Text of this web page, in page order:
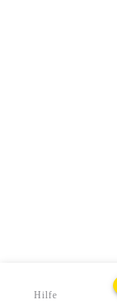
Hilfe